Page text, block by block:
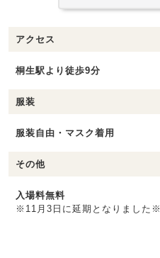
アクセス
桐生駅より徒歩9分
服装
服装自由・マスク着用
その他
入場料無料
※11月3日に延期となりました※